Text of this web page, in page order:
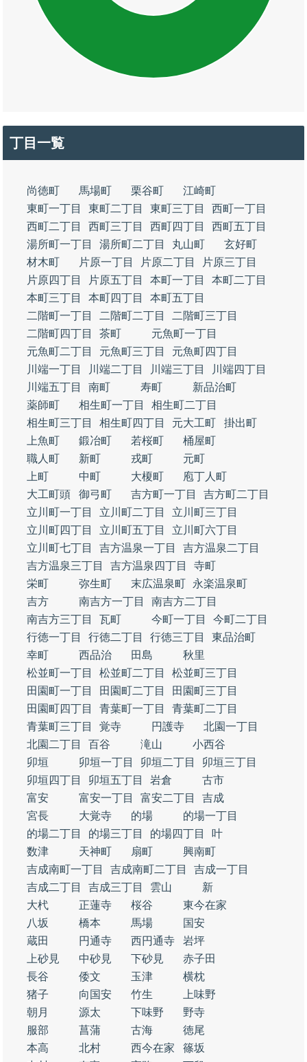
丁目一覧
尚徳町 馬場町 栗谷町
江崎町
東町一丁目
東町二丁目 東町三丁目
西町一丁目
西町二丁目
西町三丁目 西町四丁目
西町五丁目
湯所町一丁目
湯所町二丁目 丸山町
玄好町
材木町
片原一丁目 片原二丁目
片原三丁目
片原四丁目
片原五丁目 本町一丁目
本町二丁目
本町三丁目
本町四丁目
本町五丁目
二階町一丁目
二階町二丁目
二階町三丁目
二階町四丁目
茶町
元魚町一丁目
元魚町二丁目
元魚町三丁目
元魚町四丁目
川端一丁目
川端二丁目 川端三丁目
川端四丁目
川端五丁目
南町 寿町
新品治町
薬師町
相生町一丁目
相生町二丁目
相生町三丁目
相生町四丁目 元大工町
掛出町
上魚町
鍛冶町 若桜町
桶屋町
職人町
新町 戎町
元町
上町
中町 大榎町
庖丁人町
大工町頭
御弓町 吉方町一丁目
吉方町二丁目
立川町一丁目
立川町二丁目
立川町三丁目
立川町四丁目
立川町五丁目
立川町六丁目
立川町七丁目
吉方温泉一丁目
吉方温泉二丁目
吉方温泉三丁目
吉方温泉四丁目
寺町
栄町
弥生町 末広温泉町
永楽温泉町
吉方
南吉方一丁目
南吉方二丁目
南吉方三丁目
瓦町 今町一丁目
今町二丁目
行徳一丁目
行徳二丁目 行徳三丁目
東品治町
幸町
西品治 田島
秋里
松並町一丁目
松並町二丁目
松並町三丁目
田園町一丁目
田園町二丁目
田園町三丁目
田園町四丁目
青葉町一丁目
青葉町二丁目
青葉町三丁目
覚寺 円護寺
北園一丁目
北園二丁目
百谷 滝山
小西谷
卯垣
卯垣一丁目 卯垣二丁目
卯垣三丁目
卯垣四丁目
卯垣五丁目 岩倉
古市
富安
富安一丁目 富安二丁目
吉成
宮長
大覚寺 的場
的場一丁目
的場二丁目
的場三丁目 的場四丁目
叶
数津
天神町 扇町
興南町
吉成南町一丁目
吉成南町二丁目
吉成一丁目
吉成二丁目
吉成三丁目 雲山
新
大杙
正蓮寺 桜谷
東今在家
八坂
橋本 馬場
国安
蔵田
円通寺 西円通寺
岩坪
上砂見
中砂見 下砂見
赤子田
長谷
倭文 玉津
横枕
猪子
向国安 竹生
上味野
朝月
源太 下味野
野寺
服部
菖蒲 古海
徳尾
本高
北村 西今在家
篠坂